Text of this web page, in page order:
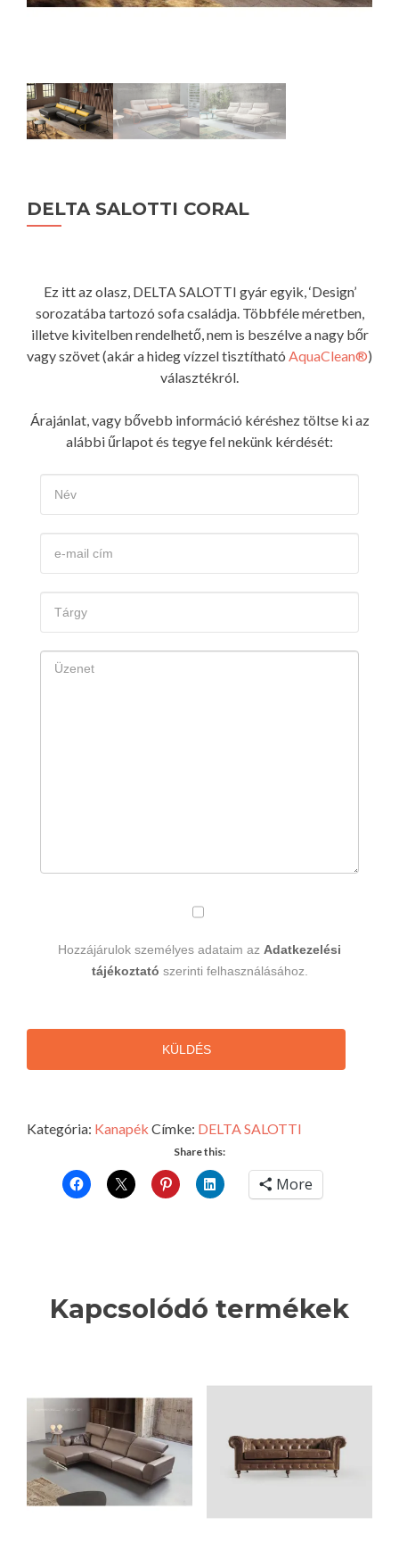
DELTA SALOTTI CORAL
Ez itt az olasz, DELTA SALOTTI gyár egyik, ‘Design’
sorozatába tartozó sofa családja. Többféle méretben,
illetve kivitelben rendelhető, nem is beszélve a nagy bőr
vagy szövet (akár a hideg vízzel tisztítható AquaClean®)
választékról.
Árajánlat, vagy bővebb információ kéréshez töltse ki az
alábbi űrlapot és tegye fel nekünk kérdését:
Hozzájárulok személyes adataim az Adatkezelési
tájékoztató szerinti felhasználásához.
KÜLDÉS
Kategória: Kanapék Címke: DELTA SALOTTI
Share this:
More
Kapcsolódó termékek